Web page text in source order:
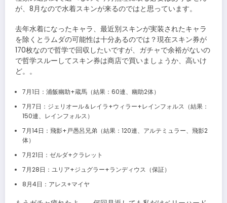
が、8月なので水着スキンが来るのではと思っています。
去年水着になったキャラ、最近別スキンが実装されたキャラ
を除くとラムダの可能性は十分あるのでは？現在スキン券が
170枚なので哲学で回収したいですが、ガチャで余裕がないの
で哲学スルーしてスキン券は商店で買いましょうか、高いけ
ど。。
7月1日：浦飯幽助+蔵馬（結果：60連、幽助2体）
7月7日：ジェリオール＆レイラ+ウィラー+レインフォルス（結果：
150連、レインフォルス）
7月14日：飛影+戸愚呂兄弟（結果：120連、アルテミュラー、飛影2
体）
7月21日：ゼルダ+クラレット
7月28日：ユリア+ジュグラー+ランディウス（保証）
8月4日：アレス+マイヤ